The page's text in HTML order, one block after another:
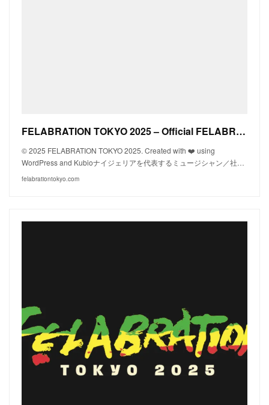
FELABRATION TOKYO 2025 – Official FELABRATION in TOKYO!!
© 2025 FELABRATION TOKYO 2025. Created with ❤️ using
WordPress and Kubioナイジェリアを代表するミュージシャン／社…
felabrationtokyo.com